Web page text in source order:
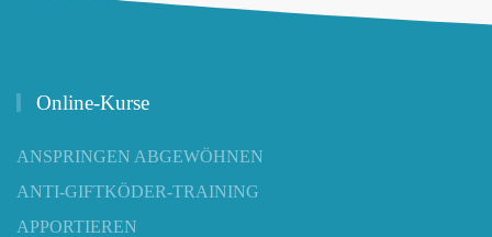
Online-Kurse
ANSPRINGEN ABGEWÖHNEN
ANTI-GIFTKÖDER-TRAINING
APPORTIEREN